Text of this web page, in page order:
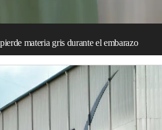
materia gris durante el embarazo